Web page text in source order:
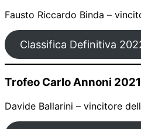
Fausto Riccardo Binda –
Classifica Definitiva
Trofeo Carlo Annoni 2021
Davide Ballarini – vincitore